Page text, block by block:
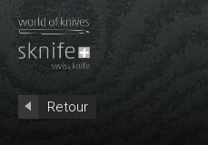
Retour